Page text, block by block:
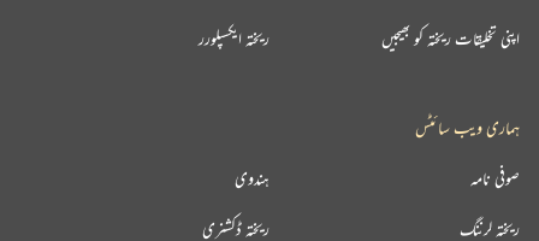
اپنی تخلیقات ریختہ کو بھیجیں ریختہ ایکسپلورر
ہماری ویب سائٹس
ہندوی صوفی نامہ
ریختہ ڈکشنری ریختہ لرننگ